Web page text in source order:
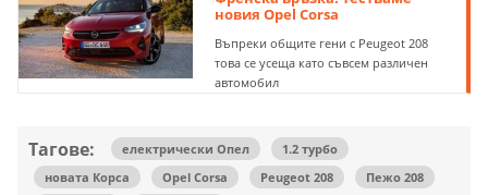
новия Opel Corsa
Въпреки общите гени с Peugeot 208
това се усеща като съвсем различен
автомобил
Тагове: електрически Опел
1.2 турбо
новата Корса
Opel Corsa Peugeot 208
Пежо 208